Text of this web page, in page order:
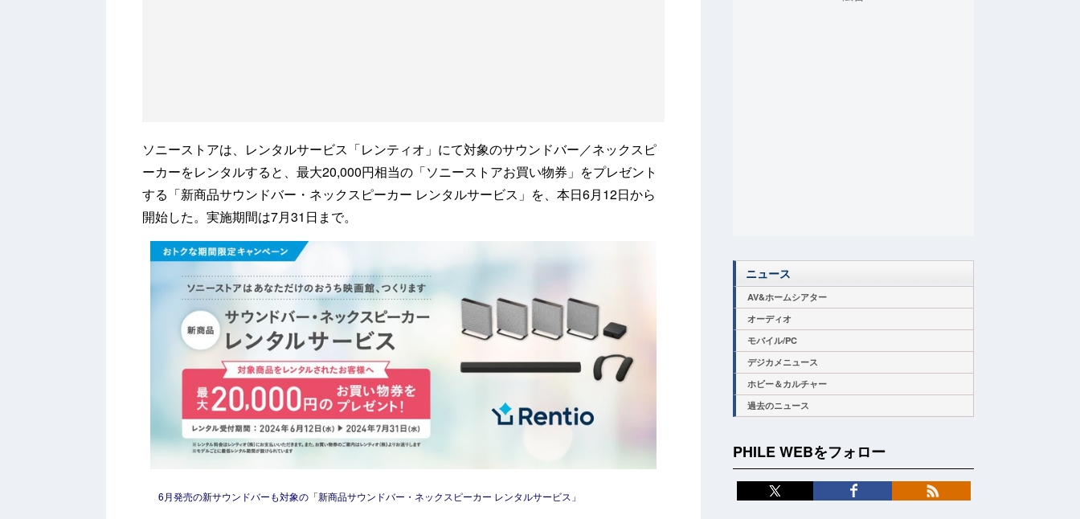
ソニーストアは、レンタルサービス「レンティオ」にて対象のサウンドバー／ネックスピ
ーカーをレンタルすると、最大20,000円相当の「ソニーストアお買い物券」をプレゼント
する「新商品サウンドバー・ネックスピーカー レンタルサービス」を、本日6月12日から
開始した。実施期間は7月31日まで。
6月発売の新サウンドバーも対象の「新商品サウンドバー・ネックスピーカー レンタルサービス」
ニュース
AV&ホームシアター
オーディオ
モバイル/PC
デジカメニュース
ホビー＆カルチャー
過去のニュース
PHILE WEBをフォロー